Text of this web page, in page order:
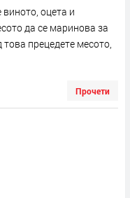
оцета и
да се маринова за
прецедете месото,
Прочети